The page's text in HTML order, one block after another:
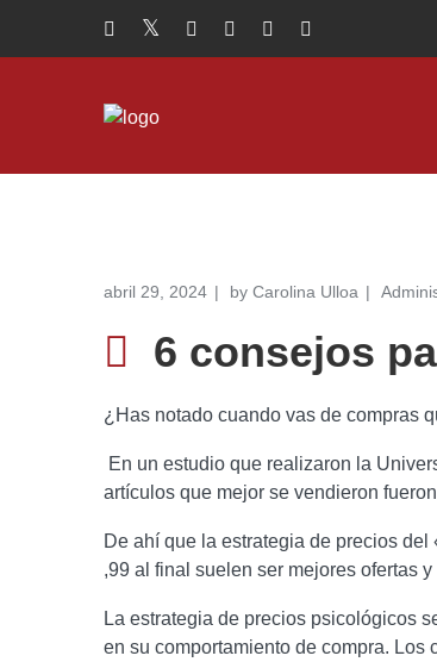
abril 29, 2024 by Carolina Ulloa
6 consejos
¿Has notado cuando vas de compras
En un estudio que realizaron la
artículos que mejor se vendieron
De ahí que la estrategia de precios del
,99 al final suelen ser mejores ofertas
La estrategia de precios psicológicos
en su comportamiento de compra. Los